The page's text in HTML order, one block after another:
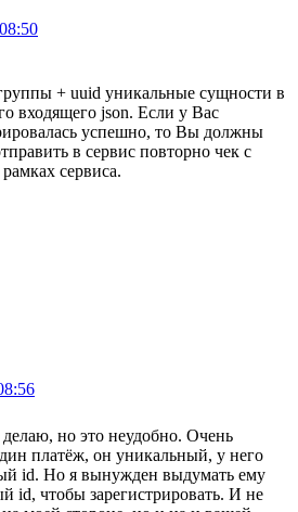
+ uuid уникальные сущности в
входящего json. Если у Вас
успешно, то Вы должны
в сервис повторно чек с
сервиса.
но это неудобно. Очень
платёж, он уникальный, у него
id. Но я вынужден выдумать ему
id, чтобы зарегистрировать. И не